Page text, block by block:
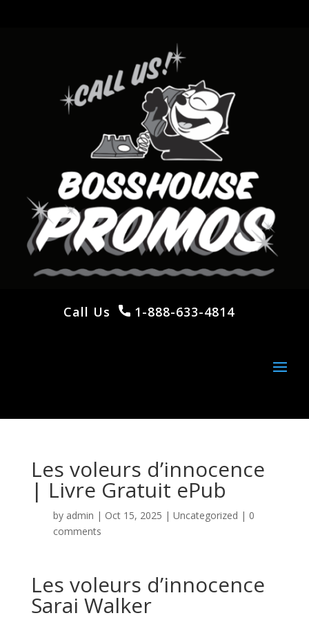
Call Us 1-888-633-4814
Les voleurs d’innocence
| Livre Gratuit ePub
by admin | Oct 15, 2025 | Uncategorized | 0
comments
Les voleurs d’innocence
Sarai Walker